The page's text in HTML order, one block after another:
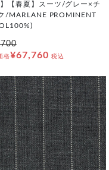
【春夏】スーツ/グレー×チ
/MARLANE PROMINENT
格¥67,760 税込